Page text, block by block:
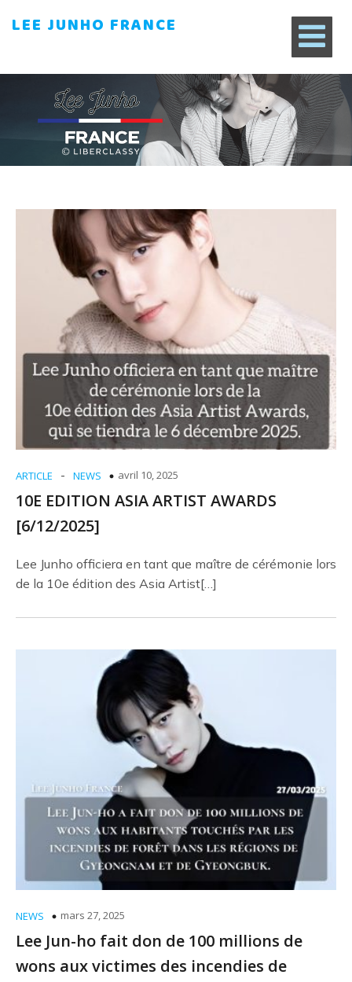
LEE JUNHO FRANCE
ARTICLE - NEWS avril 10, 2025
10E EDITION ASIA ARTIST AWARDS
[6/12/2025]
Lee Junho officiera en tant que maître de cérémonie lors
de la 10e édition des Asia Artist[…]
NEWS mars 27, 2025
Lee Jun-ho fait don de 100 millions de
wons aux victimes des incendies de